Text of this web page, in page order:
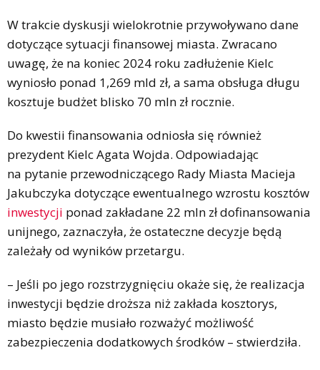
W trakcie dyskusji wielokrotnie przywoływano dane
dotyczące sytuacji finansowej miasta. Zwracano
uwagę, że na koniec 2024 roku zadłużenie Kielc
wyniosło ponad 1,269 mld zł, a sama obsługa długu
kosztuje budżet blisko 70 mln zł rocznie.
Do kwestii finansowania odniosła się również
prezydent Kielc Agata Wojda. Odpowiadając
na pytanie przewodniczącego Rady Miasta Macieja
Jakubczyka dotyczące ewentualnego wzrostu kosztów
inwestycji ponad zakładane 22 mln zł dofinansowania
unijnego, zaznaczyła, że ostateczne decyzje będą
zależały od wyników przetargu.
– Jeśli po jego rozstrzygnięciu okaże się, że realizacja
inwestycji będzie droższa niż zakłada kosztorys,
miasto będzie musiało rozważyć możliwość
zabezpieczenia dodatkowych środków – stwierdziła.